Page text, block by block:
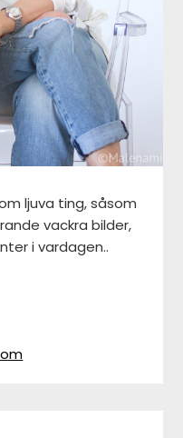
ljuva ting, såsom
vackra bilder,
i vardagen..